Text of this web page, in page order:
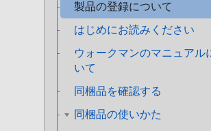
製品の登録について
はじめにお読みください
ウォークマンのマニュアル
いて
同梱品を確認する
同梱品の使いかた